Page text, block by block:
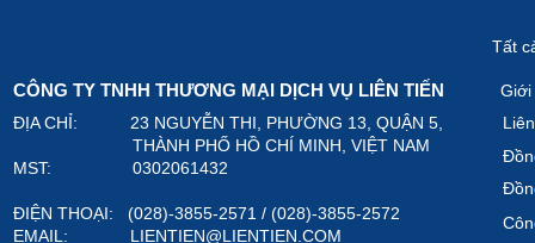
CÔNG TY TNHH THƯƠNG MẠI DỊCH VỤ LIÊN TIẾN
ĐỊA CHỈ: 23 NGUYỄN THI, PHƯỜNG 13, QUẬN 5,
THÀNH PHỐ HỒ CHÍ MINH, VIỆT NAM
MST: 0302061432
ĐIỆN THOẠI: (028)-3855-2571 / (028)-3855-2572
EMAIL: LIENTIEN@LIENTIEN.COM
Tất
Giới